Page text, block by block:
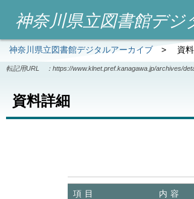
神奈川県立図書館デジ
神奈川県立図書館デジタルアーカイブ> 資
転記用URL ： https://www.klnet.pref.kanagawa.jp/archives/
資料詳細
項目
内容